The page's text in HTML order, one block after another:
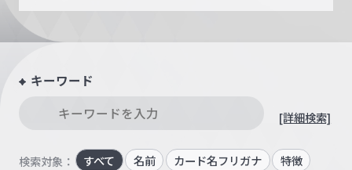
キーワード
[詳細検索]
検索対象： すべて 名前 カード名フリガナ
特徴